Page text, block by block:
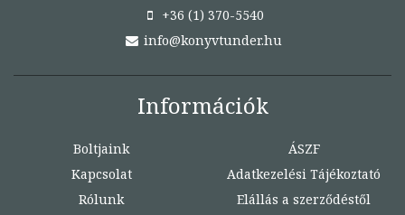
+36 (1) 370-5540
info@konyvtunder.hu
Információk
Boltjaink
Kapcsolat
Rólunk
ÁSZF
Adatkezelési Tájékoztató
Elállás a szerződéstől